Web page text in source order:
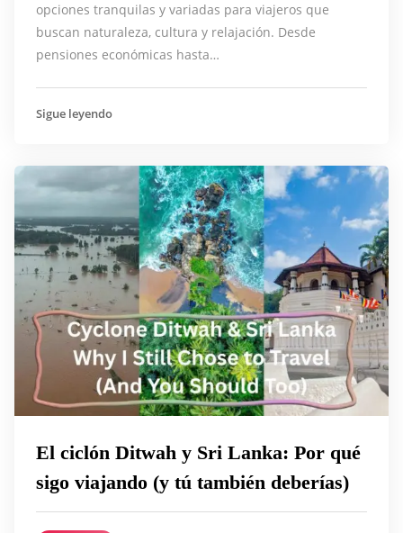
opciones tranquilas y variadas para viajeros que
buscan naturaleza, cultura y relajación. Desde
pensiones económicas hasta…
Sigue leyendo
El ciclón Ditwah y Sri Lanka: Por qué
sigo viajando (y tú también deberías)